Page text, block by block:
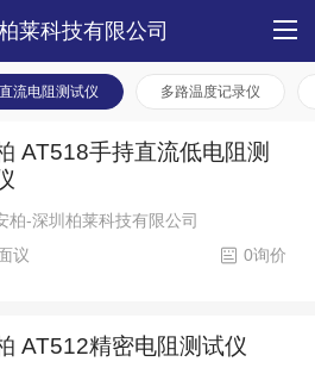
莱科技有限公司
直流电阻测试仪 多路温度记录仪
AT518手持直流低电阻测
柏-深圳柏莱科技有限公司
0询价
议
AT512精密电阻测试仪